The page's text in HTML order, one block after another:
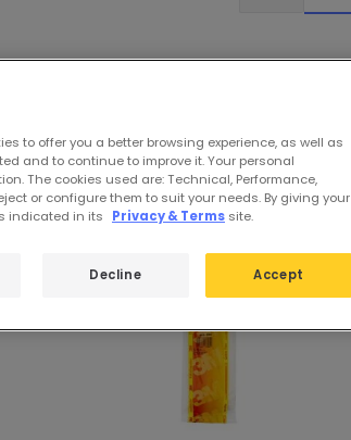
-13%
to offer you a better browsing experience, as well as
and to continue to improve it. Your personal
The cookies used are: Technical, Performance,
or configure them to suit your needs. By giving your
indicated in its
Privacy & Terms site.
Decline Accept